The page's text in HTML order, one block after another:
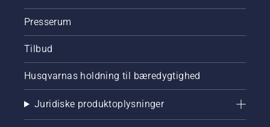
Presserum
Tilbud
Husqvarnas holdning til bæredygtighed
Juridiske produktoplysninger